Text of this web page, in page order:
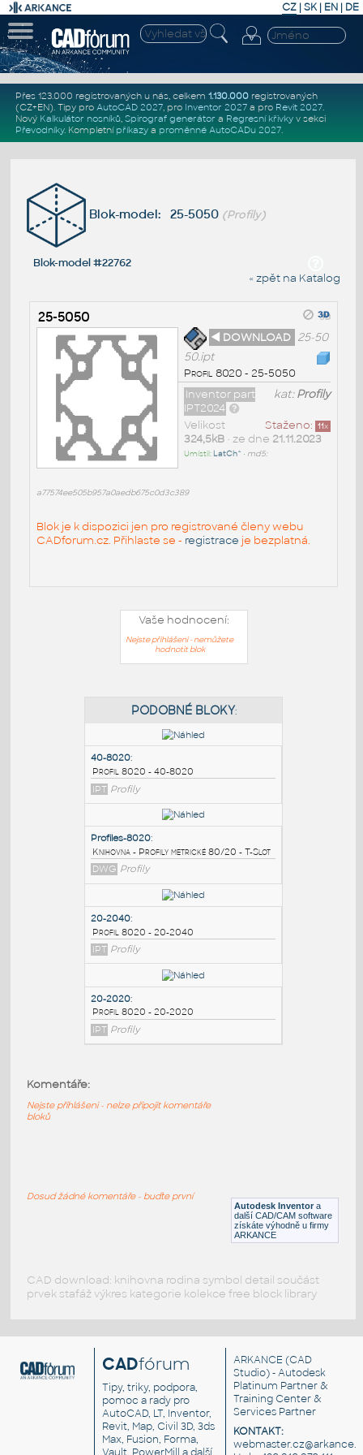
CZ | SK| EN | DE
Přes 123.000 registrovaných u nás, celkem 1.130.000registrovaných
(CZ+EN). Tipy pro AutoCAD 2027, pro Inventor 2027a pro Revit 2027.
Nový Kalkulátor nosníků, Spirograf generátor a Regresní křivkyv sekci
Převodníky. Kompletní příkazya proměnné AutoCADu 2027.
Blok-model: 25-5050 (Profily)
Blok-model #22762
« zpět na Katalog
25-5050
◄ DOWNLOAD 25-50
50.ipt
Profil 8020 - 25-5050
kat:Profily
Inventor part
IPT2024
Staženo: 11x
Velikost
324,5kB• ze dne 21.11.2023
Umístil: LatCh^ • md5:
a77574ee505b957a0aedb675c0d3c389
Blok je k dispozici jen pro registrované členy webu
CADforum.cz. Přihlaste se - registrace je bezplatná.
Vaše hodnocení:
Nejste přihlášeni - nemůžete
hodnotit blok
Profil 8020 - 40-8020
IPT Profily
Profiles-8020:
Knihovna - Profily metrické 80/20 - T-Slot
DWG Profily
Profil 8020 - 20-2020
Autodesk Inventor a
další CAD/CAM software
získáte výhodně u firmy
ARKANCE
Komentáře:
Nejste přihlášeni - nelze připojit komentáře
bloků
Dosud žádné komentáře - buďte první
CAD download: knihovna rodina symbol detail součást
prvek stafáž výkres kategorie kolekce free block library
CADfórum
Tipy, triky, podpora,
pomoc a rady pro
AutoCAD, LT, Inventor,
Revit, Map, Civil 3D, 3ds
Max, Fusion, Forma,
Vault, PowerMill a další
ARKANCE (CAD
Studio) - Autodesk
Platinum Partner &
Training Center &
Services Partner
KONTAKT: